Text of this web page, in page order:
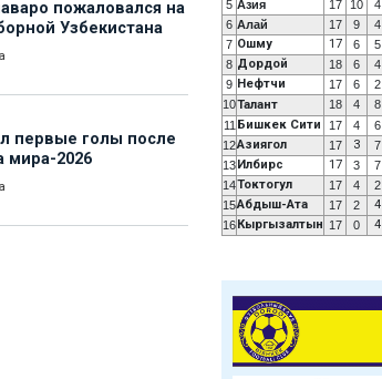
пожаловался на
Узбекистана
первые голы после
мира-2026
5 Азия 17 10 4
6 Алай 17 9 4
7 Ошму 17 6 5
8 Дордой 18 6 4
9 Нефтчи 17 6 2
10Талант 18 4 8
11 Бишкек Сити 17 4 6
12Азиягол 17 3 7
13 Илбирс 17 3 7
14Токтогул 17 4 2
15Абдыш-Ата 17 2 4
16 Кыргызалтын 17 0 4